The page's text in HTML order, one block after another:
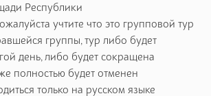
Республики
учтите что это групповой тур
группы, тур либо будет
день, либо будет сокращена
полностью будет отменен
только на русском языке